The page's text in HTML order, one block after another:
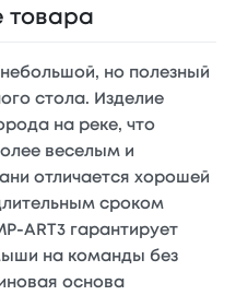
товара
но полезный
стола. Изделие
на реке, что
веселым и
отличается хорошей
сроком
ART3 гарантирует
на команды без
основа